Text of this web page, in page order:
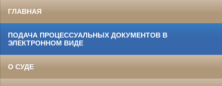
ГЛАВНАЯ
ПОДАЧА ПРОЦЕССУАЛЬНЫХ ДОКУМЕНТОВ В
ЭЛЕКТРОННОМ ВИДЕ
О СУДЕ